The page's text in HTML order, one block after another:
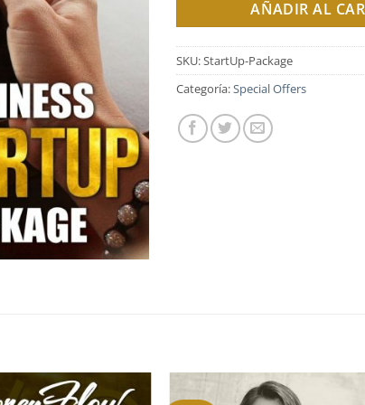
AÑADIR AL
SKU:StartUp-Package
Categoría:Special Offers